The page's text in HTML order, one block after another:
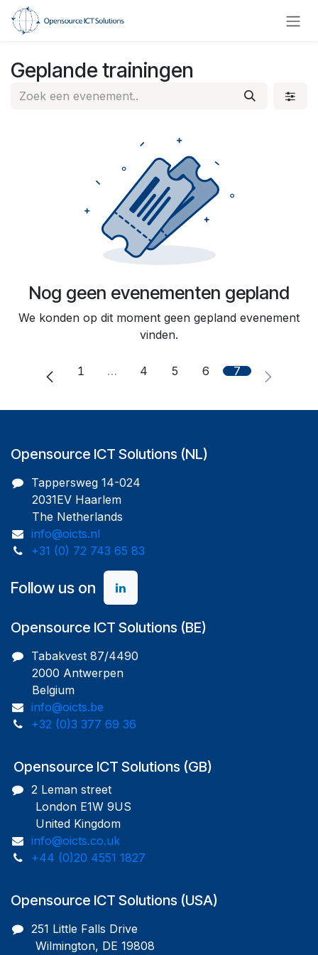
Overslaan naar inhoud
Geplande trainingen
Nog geen evenementen gepland
We konden op dit moment geen gepland evenement
vinden.
1 … 4 5 6 7
Opensource ICT Solutions (NL)
Tappersweg 14-024
2031EV Haarlem
The Netherlands
info@oicts.nl
+31 (0) 72 743 65 83
Follow us on
Opensource ICT Solutions (BE)
Tabakvest 87/4490
2000 Antwerpen
Belgium
info@oicts.be
+32 (0)3 377 69 36
Opensource ICT Solutions (GB)
2 Leman street
London E1W 9US
United Kingdom
info@oicts.co.uk
+44 (0)20 4551 1827
Opensource ICT Solutions (USA)
251 Little Falls Drive
Wilmington, DE 19808